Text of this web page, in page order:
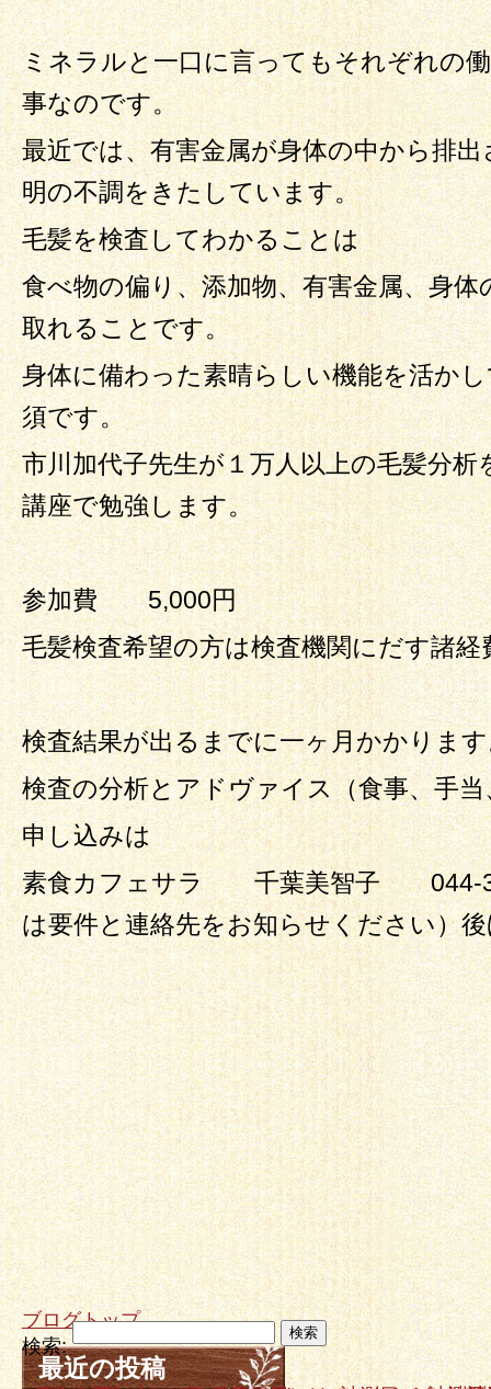
ミネラルと一口に言ってもそれぞれの
事なのです。
最近では、有害金属が身体の中から排
明の不調をきたしています。
毛髪を検査してわかることは
食べ物の偏り、添加物、有害金属、身
取れることです。
身体に備わった素晴らしい機能を活か
須です。
市川加代子先生が１万人以上の毛髪分
講座で勉強します。
参加費 5,000円
毛髪検査希望の方は検査機関にだす
検査結果が出るまでに一ヶ月かかりま
検査の分析とアドヴァイス（食事、手
申し込みは
素食カフェサラ 千葉美智子 044-
は要件と連絡先をお知らせください）
ブログトップ
検索:
最近の投稿